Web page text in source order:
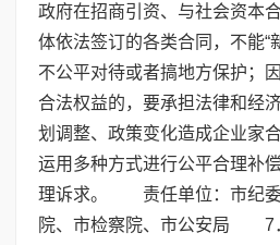
政府在招商引资、与社会资本
体依法签订的各类合同，不能“
不公平对待或者搞地方保护；
合法权益的，要承担法律和经
划调整、政策变化造成企业家
运用多种方式进行公平合理补
理诉求。 责任单位：市纪委
院、市检察院、市公安局 7